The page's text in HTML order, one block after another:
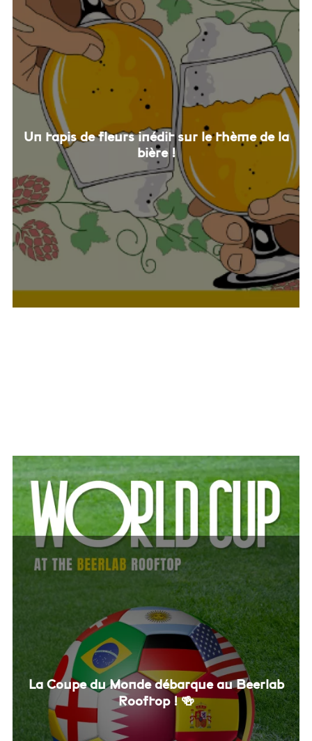
Un tapis de fleurs inédit sur le thème de la
bière !
La Coupe du Monde débarque au Beerlab
Rooftop ! 🍻